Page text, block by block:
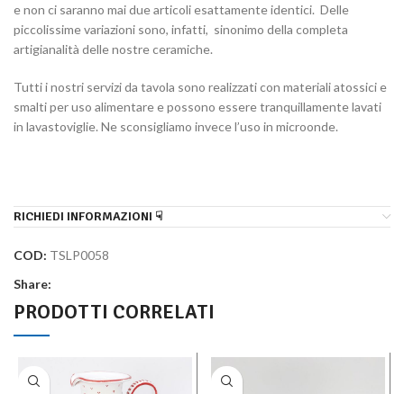
e non ci saranno mai due articoli esattamente identici. Delle
piccolissime variazioni sono, infatti, sinonimo della completa
artigianalità delle nostre ceramiche.
Tutti i nostri servizi da tavola sono realizzati con materiali atossici e
smalti per uso alimentare e possono essere tranquillamente lavati
in lavastoviglie. Ne sconsigliamo invece l’uso in microonde.
RICHIEDI INFORMAZIONI ☟
COD: TSLP0058
Share:
PRODOTTI CORRELATI